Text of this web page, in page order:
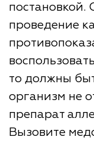
постановкой.
проведение
то должны
организм не
препарат
Вызовите